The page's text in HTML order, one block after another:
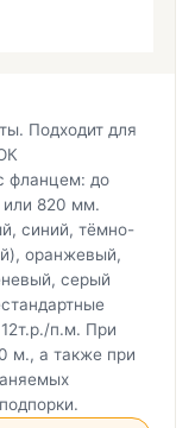
Подходит для
фланцем: до
820 мм.
синий, тёмно-
оранжевый,
серый
п.м. При
м., а также при